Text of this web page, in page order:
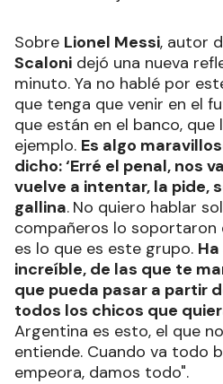
Sobre Lionel Messi, autor
Scaloni dejó una nueva
minuto. Ya no hablé por
que tenga que venir en el
que están en el banco,
ejemplo. Es algo
dicho: ‘Erré el penal, nos
vuelve a intentar, la pide,
gallina. No quiero hablar
compañeros lo soportaron
es lo que es este grupo.
increíble, de las que te
que pueda pasar a partir
todos los chicos que
Argentina es esto, el que
entiende. Cuando va todo
empeora, damos todo".